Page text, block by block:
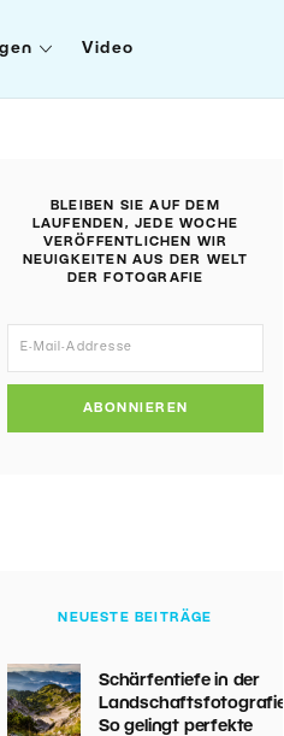
Video
BLEIBEN SIE AUF DEM
LAUFENDEN, JEDE WOCHE
VERÖFFENTLICHEN WIR
NEUIGKEITEN AUS DER WELT
DER FOTOGRAFIE
ABONNIEREN
NEUESTE BEITRÄGE
Schärfentiefe in der
Landschaftsfotografie:
So gelingt perfekte